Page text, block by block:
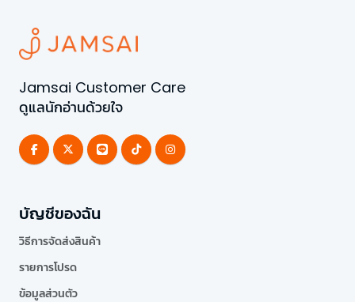
Jamsai Customer Care
ดูแลนักอ่านด้วยใจ
บัญชีของฉัน
วิธีการจัดส่งสินค้า
รายการโปรด
ข้อมูลส่วนตัว